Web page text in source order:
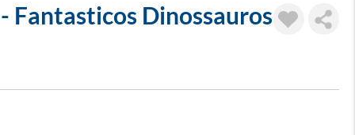
Fantasticos Dinossauros